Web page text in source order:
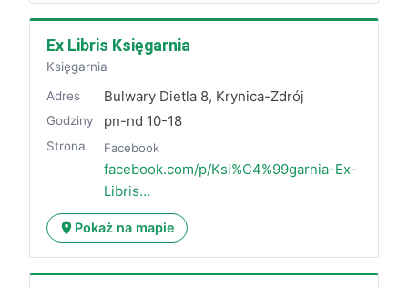
Ex Libris Księgarnia
Księgarnia
Adres Bulwary Dietla 8, Krynica-Zdrój
Godziny pn-nd 10-18
Strona Facebook
facebook.com/p/Ksi%C4%99garnia-Ex-
Libris…
Pokaż na mapie